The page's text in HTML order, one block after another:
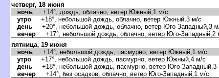
четверг, 18 июня
ночь +14°, дождь, облачно, ветер Южный,1 м/с
утро +18°, небольшой дождь, облачно, ветер Южный,3 м/с
день +20°, небольшой дождь, облачно, ветер Юго-Западный,3
ечер +17°, небольшой дождь, облачно, ветер Юго-Западный,2
пятница, 19 июня
ночь +14°, небольшой дождь, пасмурно, ветер Южный,1 м/с
утро +17°, небольшой дождь, пасмурно, ветер Южный,4 м/с
день +18°, небольшой дождь, пасмурно, ветер Юго-Западный,3
ечер +14°, без осадков, облачно, ветер Юго-Западный,1 м/с